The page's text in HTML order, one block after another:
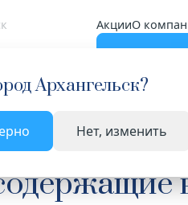
АкцииО
Архангельск?
Нет, изменить
Витамины и минералы